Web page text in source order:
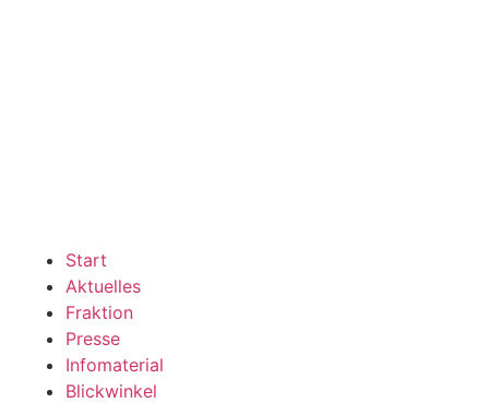
Start
Aktuelles
Fraktion
Presse
Infomaterial
Blickwinkel